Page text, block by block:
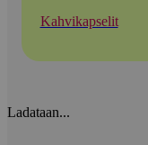
Kahvikapselit
Ladataan...